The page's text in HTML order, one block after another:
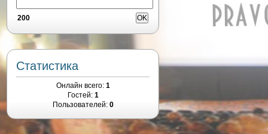
200
Статистика
Онлайн всего: 1
Гостей: 1
Пользователей: 0